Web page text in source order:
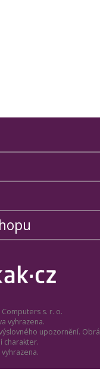
s. r. o.
vyhrazena.
upozornění.
charakter.